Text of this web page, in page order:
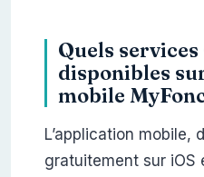
Quels
disponibles
mobile
L’application mobile,
gratuitement sur iOS